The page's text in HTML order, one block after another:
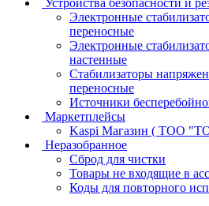
Электронные
переносные
Электронные
настенные
Стабилизаторы
переносные
Источники
Маркетплейсы
Kaspi Магазин ( ТОО
Неразобранное
Сброд для чистки
Товары не входящие в
Коды для повторного